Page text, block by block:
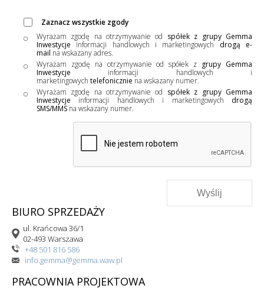
BIURO SPRZEDAŻY
ul. Krańcowa 36/1
02-493 Warszawa
+48 501 816 586
info.gemma@gemma.waw.pl
PRACOWNIA PROJEKTOWA
Zaznacz wszystkie zgody
Wyrażam zgodę na otrzymywanie od spółek z grupy Gemma
Inwestycje informacji handlowych i marketingowych drogą e-
mail na wskazany adres.
Wyrażam zgodę na otrzymywanie od spółek z grupy Gemma
Inwestycje informacji handlowych i
marketingowych telefonicznie na wskazany numer.
Wyrażam zgodę na otrzymywanie od spółek z grupy Gemma
Inwestycje informacji handlowych i marketingowych drogą
SMS/MMSna wskazany numer.